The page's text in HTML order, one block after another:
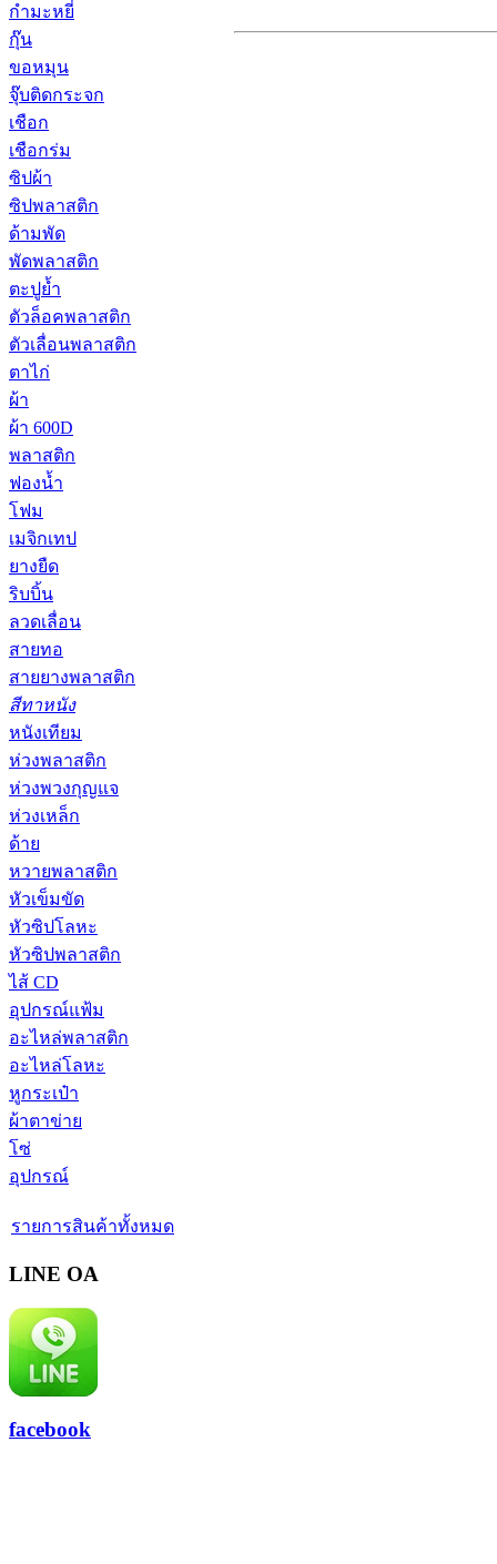
กำมะหยี่
กุ๊น
ขอหมุน
จุ๊บติดกระจก
เชือก
เชือกร่ม
ซิปผ้า
ซิปพลาสติก
ด้ามพัด
พัดพลาสติก
ตะปูย้ำ
ตัวล็อคพลาสติก
ตัวเลื่อนพลาสติก
ตาไก่
ผ้า
ผ้า 600D
พลาสติก
ฟองน้ำ
โฟม
เมจิกเทป
ยางยืด
ริบบิ้น
ลวดเลื่อน
สายทอ
สายยางพลาสติก
สีทาหนัง
หนังเทียม
ห่วงพลาสติก
ห่วงพวงกุญแจ
ห่วงเหล็ก
ด้าย
หวายพลาสติก
หัวเข็มขัด
หัวซิปโลหะ
หัวซิปพลาสติก
ไส้ CD
อุปกรณ์แฟ้ม
อะไหล่พลาสติก
อะไหล่โลหะ
หูกระเป๋า
ผ้าตาข่าย
โซ่
อุปกรณ์
รายการสินค้าทั้งหมด
LINE OA
facebook